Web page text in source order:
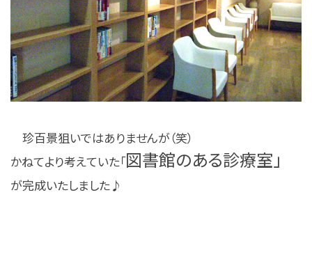
珍百景狙いではありませんが（笑）
かねてより考えていた「図書館のある診療室」
が完成いたしました♪